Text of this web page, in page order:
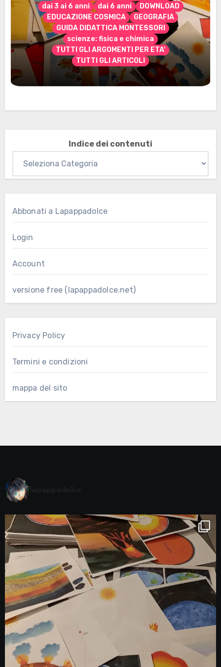
dai 3 ai 6 anni
dai 6 anni
DOWNLOAD
EDUCAZIONE COSMICA
GEOGRAFIA
GUIDA DIDATTICA MONTESSORI
scienze: fisica e chimica
TUTTI GLI ARGOMENTI PER ETA'
TUTTI GLI ARTICOLI
Marzo 2026: nuovi materiali stampabili
per gli abbonati
Indice dei contenuti
Abbonati a Lapappadolce
Login
Account
versione free (lapappadolce.net)
Privacy Policy
Termini e condizioni
mappa del sito